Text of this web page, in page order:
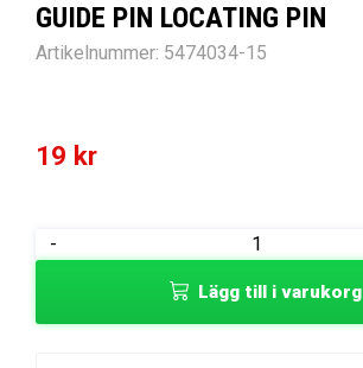
GUIDE PIN LOCATING PIN
Artikelnummer: 5474034-15
19 kr
-
GUIDE
PIN
Lägg till i varukorg